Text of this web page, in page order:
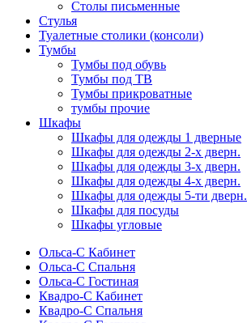
Столы письменные
Стулья
Туалетные столики (консоли)
Тумбы
Тумбы под обувь
Тумбы под ТВ
Тумбы прикроватные
тумбы прочие
Шкафы
Шкафы для одежды 1 дверные
Шкафы для одежды 2-х дверн.
Шкафы для одежды 3-х дверн.
Шкафы для одежды 4-х дверн.
Шкафы для одежды 5-ти дверн.
Шкафы для посуды
Шкафы угловые
Ольса-С Кабинет
Ольса-С Спальня
Ольса-С Гостиная
Квадро-С Кабинет
Квадро-С Спальня